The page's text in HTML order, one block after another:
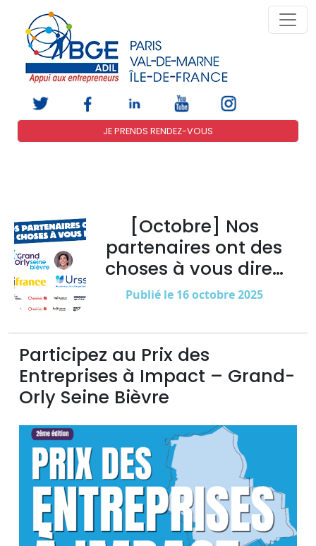
JE PRENDS RENDEZ-VOUS
[Octobre] Nos
partenaires ont des
choses à vous dire…
Publié le 16 octobre 2025
Participez au Prix des
Entreprises à Impact – Grand-
Orly Seine Bièvre